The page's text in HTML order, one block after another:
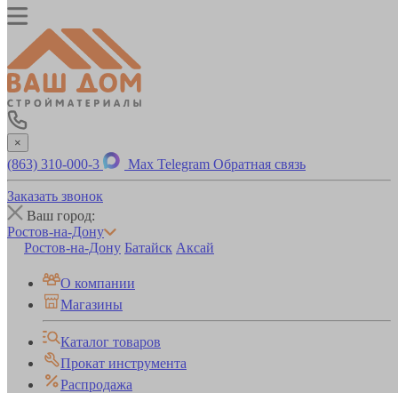
×
(863) 310-000-3 Max Telegram Обратная связь
Заказать звонок
Ваш город:
Ростов-на-Дону
Ростов-на-Дону Батайск Аксай
О компании
Магазины
Каталог товаров
Прокат инструмента
Распродажа